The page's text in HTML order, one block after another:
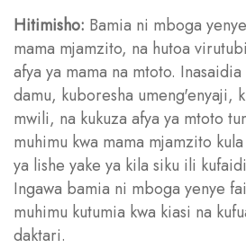
Hitimisho: Bamia ni mboga
mama mjamzito, na hutoa
afya ya mama na mtoto.
damu, kuboresha umeng'enyaji,
mwili, na kukuza afya ya mtoto
muhimu kwa mama mjamzito
ya lishe yake ya kila siku ili
Ingawa bamia ni mboga yenye
muhimu kutumia kwa kiasi na
daktari.